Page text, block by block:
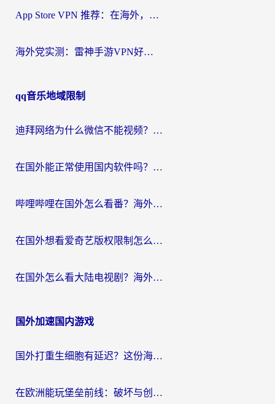
App Store VPN 推荐：在海外，如何找回那扇回家的“任意门”？
海外党实测：雷神手游VPN好用吗？和闪电VPN对比哪个回国效果更好？附小众工具深度测评
qq音乐地域限制
迪拜网络为什么微信不能视频？海外党必看的回国加速全攻略
在国外能正常使用国内软件吗？海外党亲测有效的无缝访问指南
哔哩哔哩在国外怎么看番？海外党追剧看片的终极解决方案
在国外想看爱奇艺版权限制怎么办？海外华人必看的追剧自由指南
在国外怎么看大陆电视剧？海外党亲测有效的解决方案
国外加速国内游戏
国外打重生细胞有延迟？这份海外畅玩国服游戏加速器终极指南请收好
在欧洲能玩堡垒前线：破坏与创造吗？海外党国服游戏不卡顿的秘密